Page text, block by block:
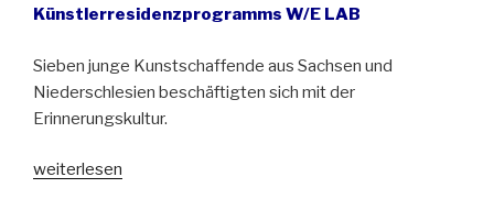
Künstlerresidenzprogramms W/E LAB
Sieben junge Kunstschaffende aus Sachsen und
Niederschlesien beschäftigten sich mit der
Erinnerungskultur.
„Das
weiterlesen